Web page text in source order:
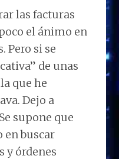
las facturas
el ánimo en
Pero si se
de unas
que he
Dejo a
supone que
en buscar
y órdenes